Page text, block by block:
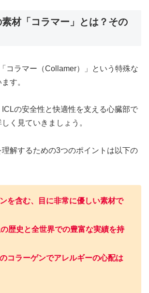
材「コラマー」とは？その
コラマー（Collamer）」という特殊な
す。
の安全性と快適性を支える心臓部で
く見ていきましょう。
解するための3つのポイントは以下の
を含む、目に非常に優しい素材で
歴史と全世界での豊富な実績を持
コラーゲンでアレルギーの心配は